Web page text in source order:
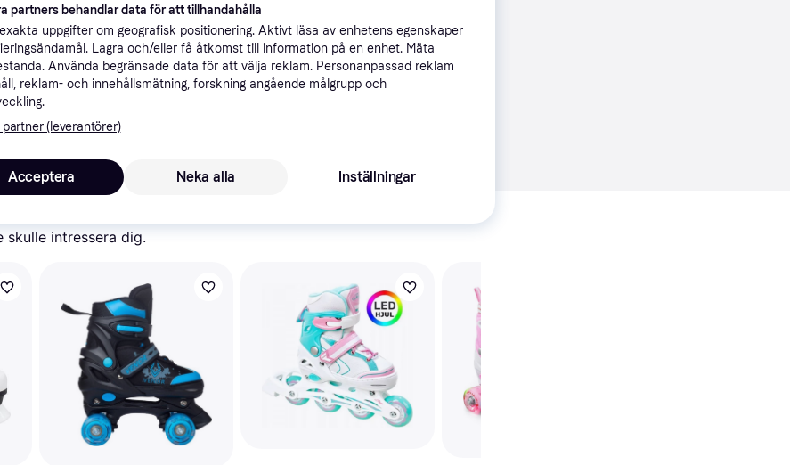
Rekommenderad
intressera dig.
partners behandlar data för att tillhandahålla
uppgifter om geografisk positionering. Aktivt läsa av enhetens egenskaper
Lagra och/eller få åtkomst till information på en enhet. Mäta
Använda begränsade data för att välja reklam. Personanpassad reklam
reklam- och innehållsmätning, forskning angående målgrupp och
(leverantörer)
Neka alla
Acceptera Inställningar